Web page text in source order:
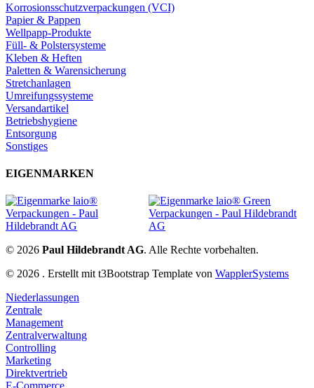
Korrosionsschutzverpackungen (VCI)
Papier & Pappen
Wellpapp-Produkte
Füll- & Polstersysteme
Kleben & Heften
Paletten & Warensicherung
Stretchanlagen
Umreifungssysteme
Versandartikel
Betriebshygiene
Entsorgung
Sonstiges
EIGENMARKEN
© 2026 Paul Hildebrandt AG. Alle Rechte vorbehalten.
© 2026 . Erstellt mit t3Bootstrap Template von WapplerSystems
Niederlassungen
Zentrale
Management
Zentralverwaltung
Controlling
Marketing
Direktvertrieb